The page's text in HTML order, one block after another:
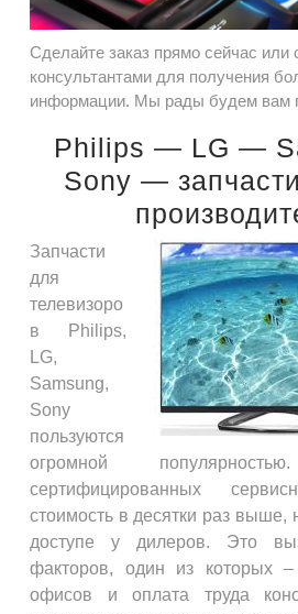
Сделайте заказ прямо сейчас
консультантами для получения
информации. Мы рады будем вам
Philips — LG —
Sony —
Запчасти
для
телевизоро
в Philips,
LG,
Samsung,
Sony
пользуются
огромной
сертифицированных
стоимость в десятки раз выше,
доступе у дилеров. Это
факторов, один из которых
офисов и оплата труда